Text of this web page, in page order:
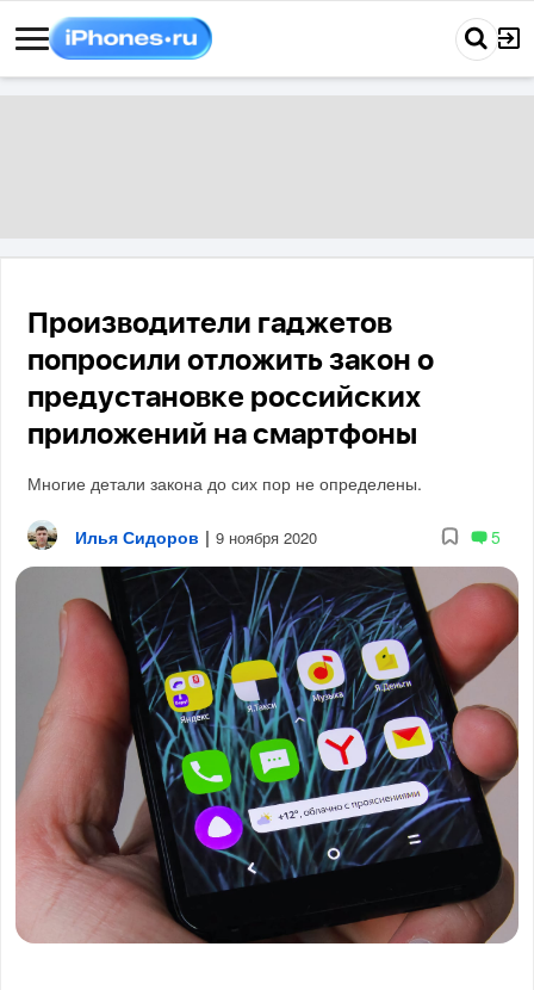
Производители гаджетов
попросили отложить закон о
предустановке российских
приложений на смартфоны
Многие детали закона до сих пор не определены.
Илья Сидоров | 9 ноября 2020 5